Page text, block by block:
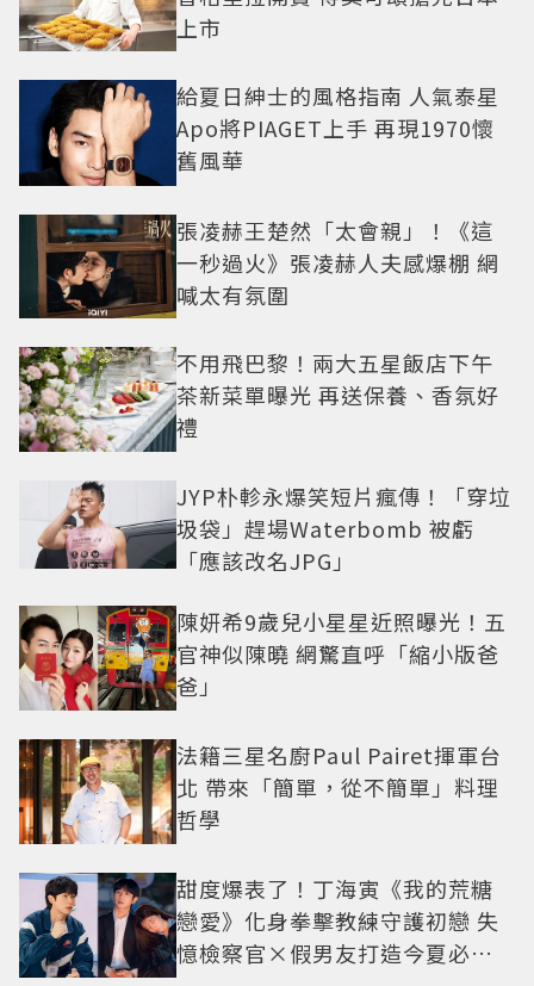
上市
給夏日紳士的風格指南 人氣泰星
Apo將PIAGET上手 再現1970懷
舊風華
張凌赫王楚然「太會親」！《這
一秒過火》張凌赫人夫感爆棚 網
喊太有氛圍
不用飛巴黎！兩大五星飯店下午
茶新菜單曝光 再送保養、香氛好
禮
JYP朴軫永爆笑短片瘋傳！「穿垃
圾袋」趕場Waterbomb 被虧
「應該改名JPG」
陳妍希9歲兒小星星近照曝光！五
官神似陳曉 網驚直呼「縮小版爸
爸」
法籍三星名廚Paul Pairet揮軍台
北 帶來「簡單，從不簡單」料理
哲學
甜度爆表了！丁海寅《我的荒糖
戀愛》化身拳擊教練守護初戀 失
憶檢察官×假男友打造今夏必看